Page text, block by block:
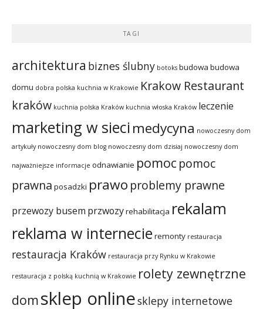
TAGI
architektura biznes ślubny botoks budowa budowa
domu dobra polska kuchnia w Krakowie Krakow Restaurant
kraków kuchnia polska Kraków kuchnia włoska Kraków leczenie
marketing w siecimedycyna nowoczesny dom
artykuły nowoczesny dom blog nowoczesny dom dzisiaj nowoczesny dom
najważniejsze informacje odnawianie pomoc pomoc
prawna posadzki prawo problemy prawne
przewozy busem przwozyrehabilitacja rekalam
reklama w internecieremonty restauracja
restauracja Kraków restauracja przy Rynku w Krakowie
restauracja z polską kuchnią w Krakowie rolety zewnętrzne
domsklep onlinesklepy internetowe